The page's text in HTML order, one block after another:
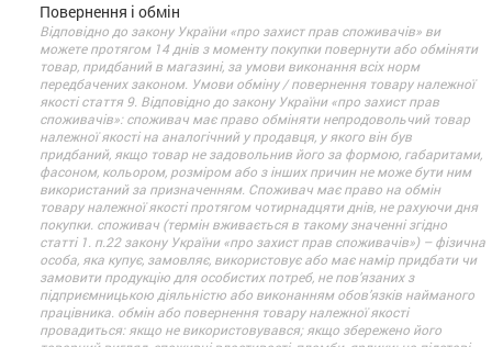
Повернення і обмін
Відповідно до закону України «про захист прав споживачів» ви
можете протягом 14 днів з моменту покупки повернути або обміняти
товар, придбаний в магазині, за умови виконання всіх норм
передбачених законом. Умови обміну / повернення товару належної
якості стаття 9. Відповідно до закону України «про захист прав
споживачів»: споживач має право обміняти непродовольчий товар
належної якості на аналогічний у продавця, у якого він був
придбаний, якщо товар не задовольнив його за формою, габаритами,
фасоном, кольором, розміром або з інших причин не може бути ним
використаний за призначенням. Споживач має право на обмін
товару належної якості протягом чотирнадцяти днів, не рахуючи дня
покупки. споживач (термін вживається в такому значенні згідно
статті 1. п.22 закону України «про захист прав споживачів») – фізична
особа, яка купує, замовляє, використовує або має намір придбати чи
замовити продукцію для особистих потреб, не пов’язаних з
підприємницькою діяльністю або виконанням обов’язків найманого
працівника. обмін або повернення товару належної якості
провадиться: якщо не використовувався; якщо збережено його